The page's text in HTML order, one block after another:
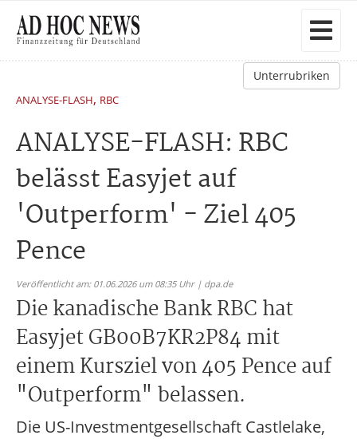
Unterrubriken
ANALYSE-FLASH, RBC
ANALYSE-FLASH: RBC
belässt Easyjet auf
'Outperform' - Ziel 405
Pence
Veröffentlicht am: 01.06.2026 um 08:35 Uhr | dpa.de
Die kanadische Bank RBC hat
Easyjet GB00B7KR2P84 mit
einem Kursziel von 405 Pence auf
"Outperform" belassen.
Die US-Investmentgesellschaft Castlelake,